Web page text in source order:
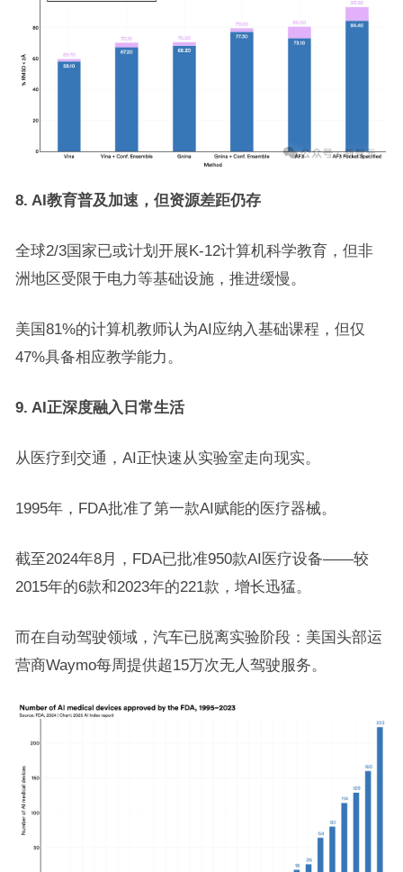
8. AI教育普及加速，但资源差距仍存
全球2/3国家已或计划开展K-12计算机科学教育，但非
洲地区受限于电力等基础设施，推进缓慢。
美国81%的计算机教师认为AI应纳入基础课程，但仅
47%具备相应教学能力。
9. AI正深度融入日常生活
从医疗到交通，AI正快速从实验室走向现实。
1995年，FDA批准了第一款AI赋能的医疗器械。
截至2024年8月，FDA已批准950款AI医疗设备——较
2015年的6款和2023年的221款，增长迅猛。
而在自动驾驶领域，汽车已脱离实验阶段：美国头部运
营商Waymo每周提供超15万次无人驾驶服务。